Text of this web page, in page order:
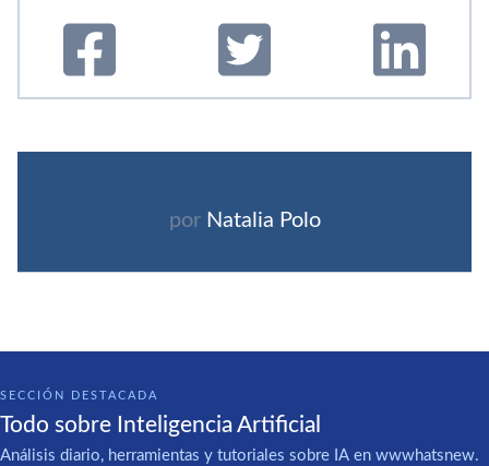
por Natalia Polo
SECCIÓN DESTACADA
Todo sobre Inteligencia Artificial
Análisis diario, herramientas y tutoriales sobre IA en wwwhatsnew.